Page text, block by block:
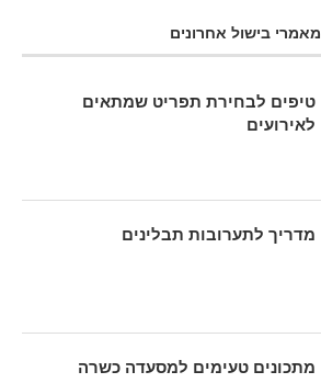
מאמרי בישול אחרונים
טיפים לבחירת תפריט שמתאים
לאירועים
מדריך לתערובות תבלינים
מתכונים טעימים למסעדה כשרה